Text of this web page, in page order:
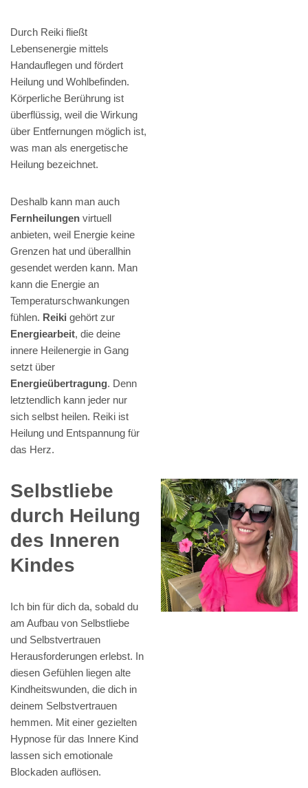
Durch Reiki fließt
Lebensenergie mittels
Handauflegen und fördert
Heilung und Wohlbefinden.
Körperliche Berührung ist
überflüssig, weil die Wirkung
über Entfernungen möglich ist,
was man als energetische
Heilung bezeichnet.
Deshalb kann man auch
Fernheilungen virtuell
anbieten, weil Energie keine
Grenzen hat und überallhin
gesendet werden kann. Man
kann die Energie an
Temperaturschwankungen
fühlen. Reiki gehört zur
Energiearbeit, die deine
innere Heilenergie in Gang
setzt über
Energieübertragung. Denn
letztendlich kann jeder nur
sich selbst heilen. Reiki ist
Heilung und Entspannung für
das Herz.
Selbstliebe
durch Heilung
des Inneren
Kindes
Ich bin für dich da, sobald du
am Aufbau von Selbstliebe
und Selbstvertrauen
Herausforderungen erlebst. In
diesen Gefühlen liegen alte
Kindheitswunden, die dich in
deinem Selbstvertrauen
hemmen. Mit einer gezielten
Hypnose für das Innere Kind
lassen sich emotionale
Blockaden auflösen.